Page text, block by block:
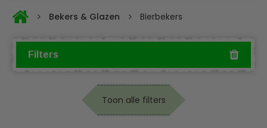
Bekers & Glazen Bierbekers
Filters
Toon alle filters